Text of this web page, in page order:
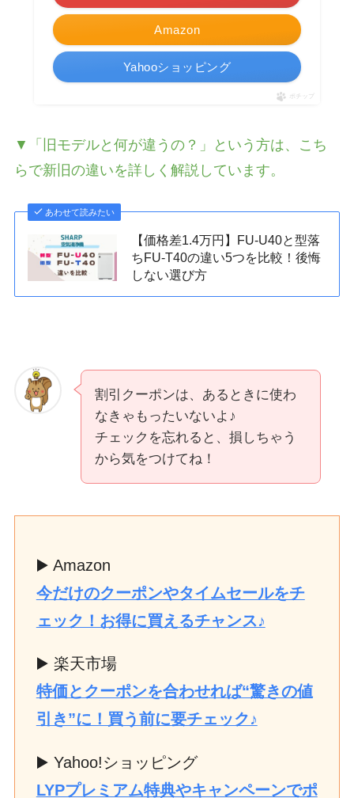
Amazon
Yahooショッピング
ポチップ
▼「旧モデルと何が違うの？」という方は、こち
らで新旧の違いを詳しく解説しています。
あわせて読みたい
【価格差1.4万円】FU-U40と型落
ちFU-T40の違い5つを比較！後悔
しない選び方
割引クーポンは、あるときに使わ
なきゃもったいないよ♪
チェックを忘れると、損しちゃう
から気をつけてね！
▶️ Amazon
今だけのクーポンやタイムセールをチ
ェック！お得に買えるチャンス♪
▶️ 楽天市場
特価とクーポンを合わせれば“驚きの値
引き”に！買う前に要チェック♪
▶️ Yahoo!ショッピング
LYPプレミアム特典やキャンペーンでポ